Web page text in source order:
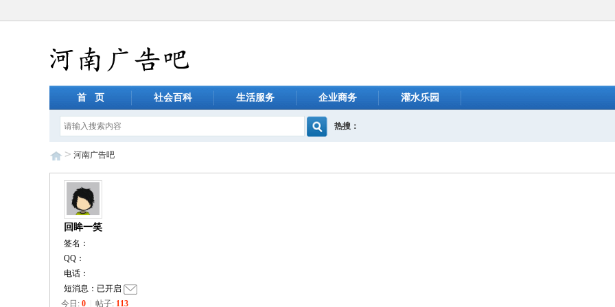
首 页 社会百科 生活服务 企业商务 灌水乐园
热搜：
> 河南广告吧
回眸一笑
签名：
QQ：
电话：
短消息：已开启
今日: 0 帖子: 113